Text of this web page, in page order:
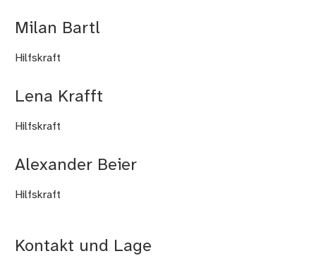
Milan Bartl
Hilfskraft
Lena Krafft
Hilfskraft
Alexander Beier
Hilfskraft
Kontakt und Lage